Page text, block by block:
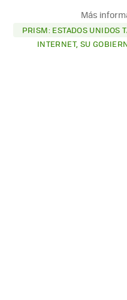
Más
PRISM: ESTADOS UNIDOS
INTERNET, SU